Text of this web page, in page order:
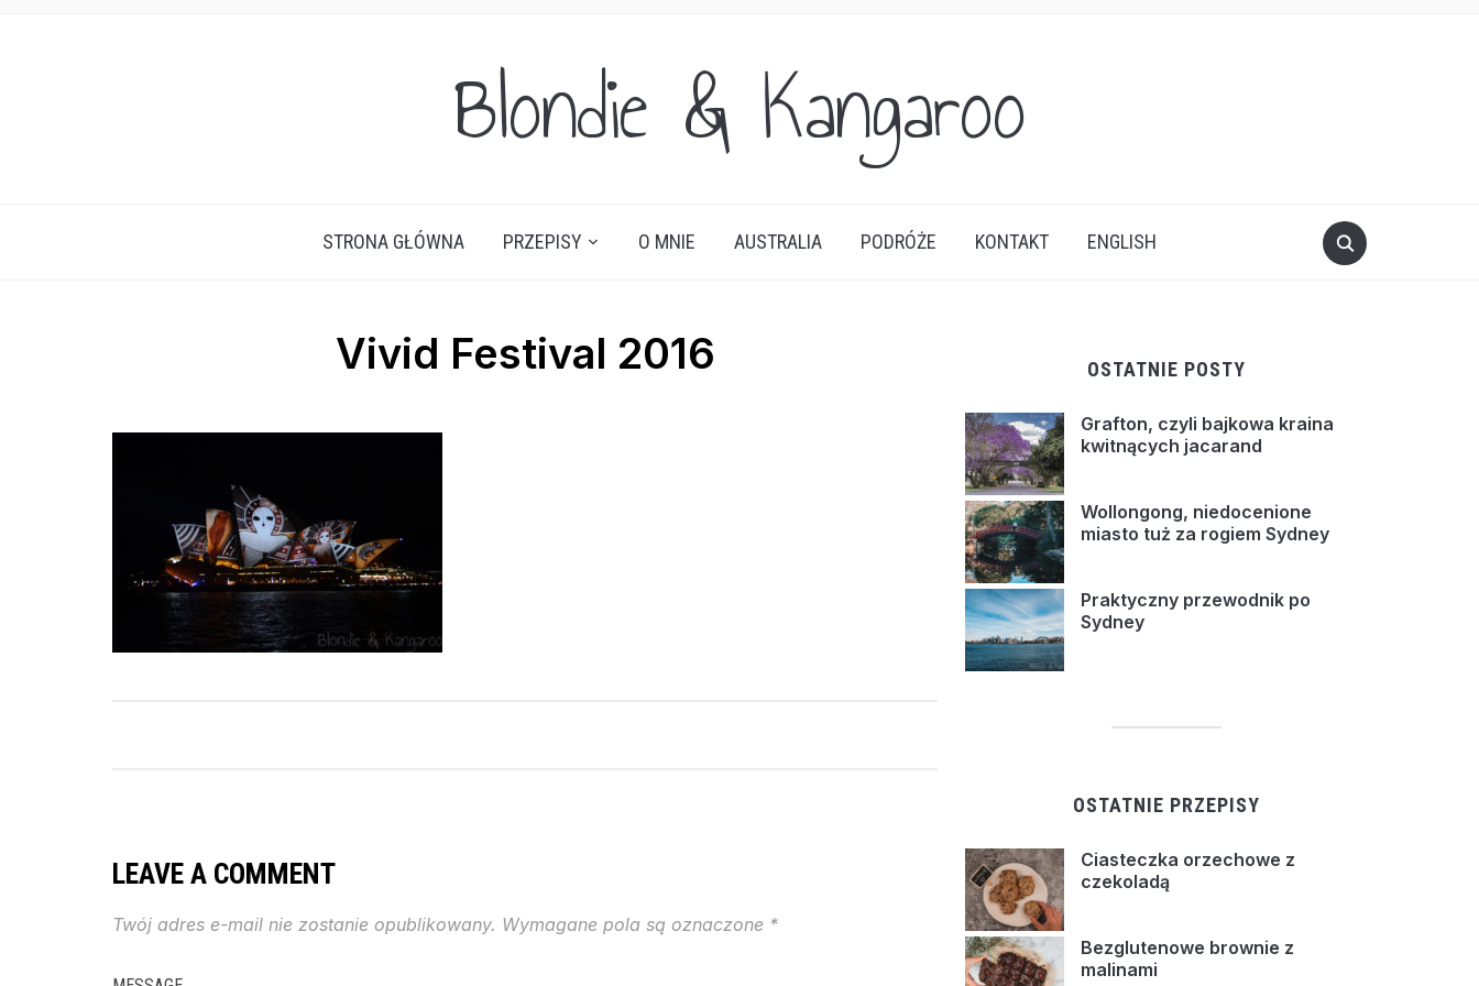
Blondie & Kangaroo
STRONA GŁÓWNA PRZEPISY O MNIE AUSTRALIA PODRÓŻE KONTAKT ENGLISH
Vivid Festival 2016
LEAVE A COMMENT
Twój adres e-mail nie zostanie opublikowany. Wymagane pola są oznaczone *
OSTATNIE POSTY
Grafton, czyli bajkowa kraina
kwitnących jacarand
Wollongong, niedocenione
miasto tuż za rogiem Sydney
Praktyczny przewodnik po
Sydney
OSTATNIE PRZEPISY
Ciasteczka orzechowe z
czekoladą
Bezglutenowe brownie z
malinami